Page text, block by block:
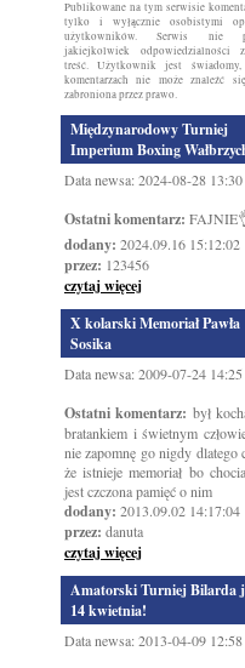
Publikowane na tym serwisie
tylko i wyłącznie osobistymi
użytkowników. Serwis nie
jakiejkolwiek odpowiedzialności
treść. Użytkownik jest
komentarzach nie może znaleźć
zabroniona przez prawo.
Międzynarodowy Turniej
Imperium Boxing
Data newsa: 2024-08-28 13:30
Ostatni komentarz:
dodany: 2024.09.16 15:12:02
przez: 123456
czytaj więcej
X kolarski Memoriał Pawła
Sosika
Data newsa: 2009-07-24 14:25
Ostatni komentarz: był
bratankiem i świetnym
nie zapomnę go nigdy dlatego
że istnieje memoriał bo
jest czczona pamięć o nim
dodany: 2013.09.02 14:17:04
przez: danuta
czytaj więcej
Amatorski Turniej Bilarda
14 kwietnia!
Data newsa: 2013-04-09 12:58